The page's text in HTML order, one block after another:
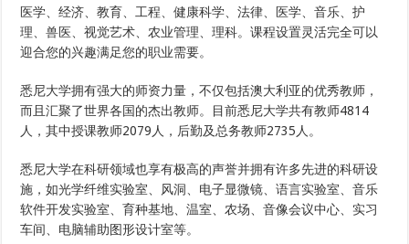
医学、经济、教育、工程、健康科学、法律、医学、音乐、护
理、兽医、视觉艺术、农业管理、理科。课程设置灵活完全可以
迎合您的兴趣满足您的职业需要。
悉尼大学拥有强大的师资力量，不仅包括澳大利亚的优秀教师，
而且汇聚了世界各国的杰出教师。目前悉尼大学共有教师4814
人，其中授课教师2079人，后勤及总务教师2735人。
悉尼大学在科研领域也享有极高的声誉并拥有许多先进的科研设
施，如光学纤维实验室、风洞、电子显微镜、语言实验室、音乐
软件开发实验室、育种基地、温室、农场、音像会议中心、实习
车间、电脑辅助图形设计室等。